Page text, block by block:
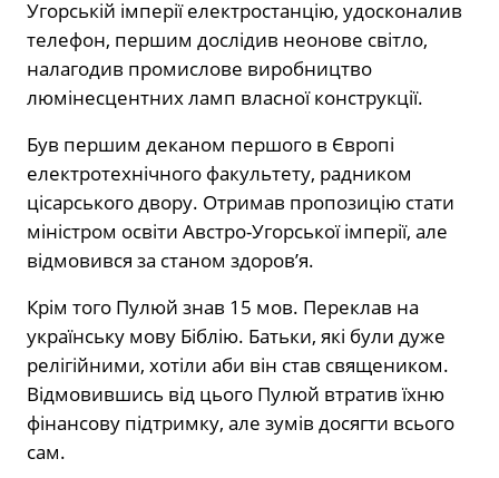
Угорській імперії електростанцію, удосконалив
телефон, першим дослідив неонове світло,
налагодив промислове виробництво
люмінесцентних ламп власної конструкції.
Був першим деканом першого в Європі
електротехнічного факультету, радником
цісарського двору. Отримав пропозицію стати
міністром освіти Австро-Угорської імперії, але
відмовився за станом здоров’я.
Крім того Пулюй знав 15 мов. Переклав на
українську мову Біблію. Батьки, які були дуже
релігійними, хотіли аби він став священиком.
Відмовившись від цього Пулюй втратив їхню
фінансову підтримку, але зумів досягти всього
сам.